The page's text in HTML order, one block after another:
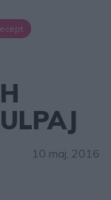
10 maj, 2016